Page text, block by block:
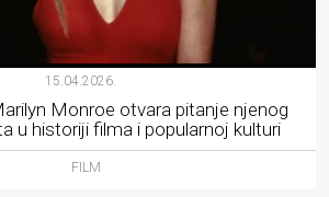
15.04.2026.
Monroe otvara pitanje njenog
u historiji filma i popularnoj kulturi
FILM